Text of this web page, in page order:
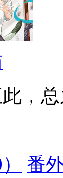
，
番